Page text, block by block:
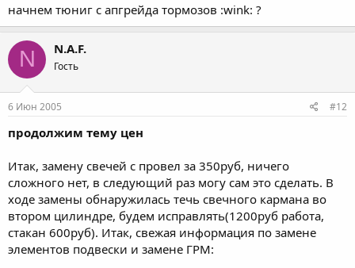
начнем тюниг с апгрейда тормозов :wink: ?
N N.A.F.
Гость
6 Июн 2005 #12
продолжим тему цен
Итак, замену свечей с провел за 350руб, ничего
сложного нет, в следующий раз могу сам это сделать. В
ходе замены обнаружилась течь свечного кармана во
втором цилиндре, будем исправлять(1200руб работа,
стакан 600руб). Итак, свежая информация по замене
элементов подвески и замене ГРМ: